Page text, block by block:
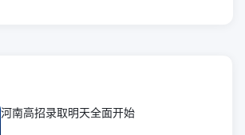
河南高招录取明天全面开始